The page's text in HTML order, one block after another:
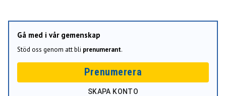
Gå med i vår gemenskap
Stöd oss genom att bli prenumerant.
Prenumerera
SKAPA KONTO